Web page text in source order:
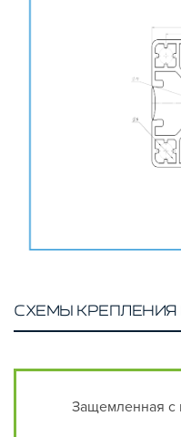
СХЕМЫ КРЕПЛЕНИЯ
Защемленная с